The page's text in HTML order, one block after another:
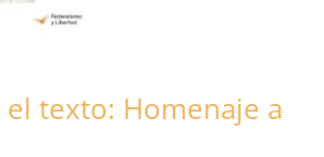
texto: Homenaje a